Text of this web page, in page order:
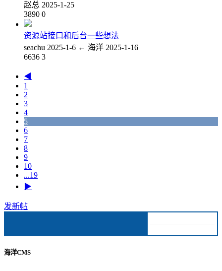
赵总 2025-1-25
3890 0
资源站接口和后台一些想法
seachu 2025-1-6 ← 海洋 2025-1-16
6636 3
◀
1
2
3
4
5
6
7
8
9
10
...19
▶
发新帖
海洋CMS